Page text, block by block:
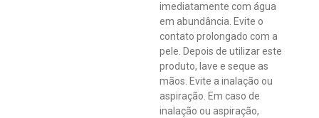
imediatamente com água
em abundância. Evite o
contato prolongado com a
pele. Depois de utilizar este
produto, lave e seque as
mãos. Evite a inalação ou
aspiração. Em caso de
inalação ou aspiração,